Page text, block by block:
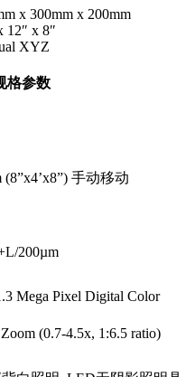
x 300mm x 200mm
12″ x 8″
XYZ
格参数
(8”x4’x8”) 手动移动
200µm
Mega Pixel Digital Color
(0.7-4.5x, 1:6.5 ratio)